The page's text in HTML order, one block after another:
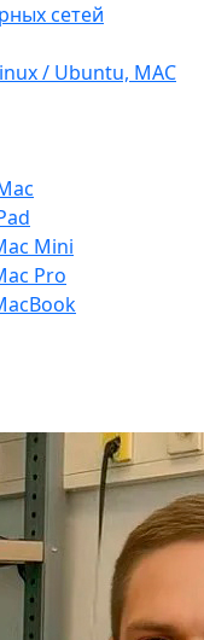
сетей
/ Ubuntu, МАС
Mini
Pro